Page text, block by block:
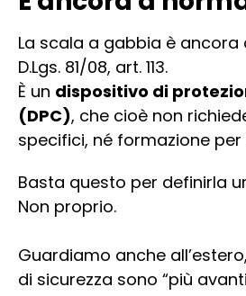
La scala a gabbia è
D.Lgs. 81/08, art. 113.
È un dispositivo di
(DPC), che cioè non
specifici, né formazione per
Basta questo per definirla
Non proprio.
Guardiamo anche
di sicurezza sono “più